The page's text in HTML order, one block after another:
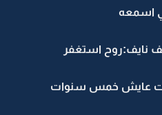
اسمعه
نايف:روح استغفر
انت عايش خمس سنوات